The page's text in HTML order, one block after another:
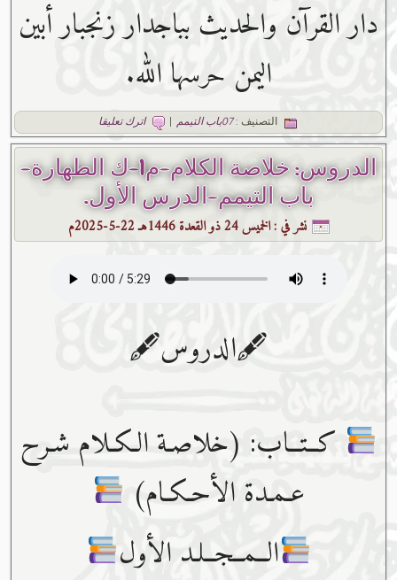
دار القرآن والحديث بباجدار زنجبار أبين
اليمن حرسها الله.
التصنيف :07باب التيمم | اترك تعليقا
الدروس: خلاصة الكلام-م1-ك الطهارة-
باب التيمم-الدرس الأول.
نشر في :الخميس 24 ذو القعدة 1446هـ 22-5-2025م
🖋الدروس🖋
كــتــاب: (خلاصـة الـكـلام شـرح
عـمـدة الأحـكـام)
الــمــجــلـد الأول